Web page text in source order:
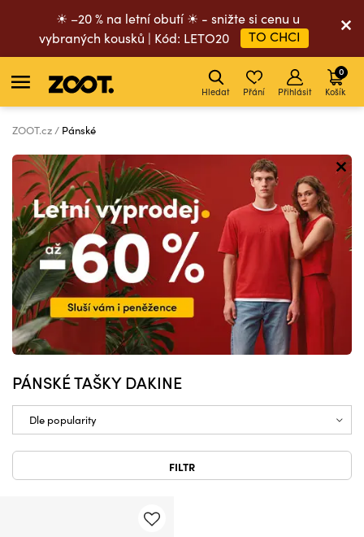
☀ –20 % na letní obutí ☀ - snižte si cenu u
vybraných kousků | Kód: LETO20
TO CHCI
Hledat Přání Přihlásit Košík
0
ZOOT.cz Pánské
PÁNSKÉ TAŠKY DAKINE
FILTR